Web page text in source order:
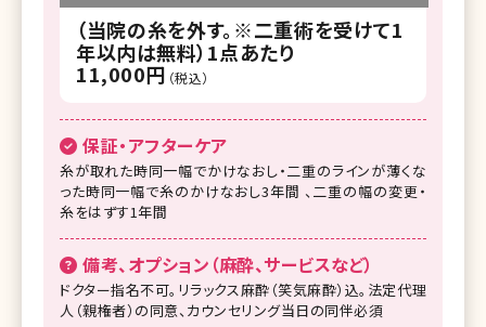
（当院の糸を外す。※二重術を受けて1
年以内は無料）1点あたり
11,000円 （税込）
保証・アフターケア
糸が取れた時同一幅でかけなおし・二重のラインが薄くな
った時同一幅で糸のかけなおし3年間 、二重の幅の変更・
糸をはずす1年間
備考、オプション（麻酔、サービスなど）
ドクター指名不可。リラックス麻酔（笑気麻酔）込。法定代理
人（親権者）の同意、カウンセリング当日の同伴必須